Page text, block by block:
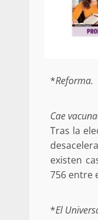
*Reforma.
Cae
Tras la
existen
756 entre
*El